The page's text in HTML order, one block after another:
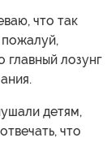
что так
лозунг
детям,
что